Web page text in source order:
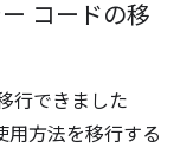
コードの移
行できました
用方法を移行する